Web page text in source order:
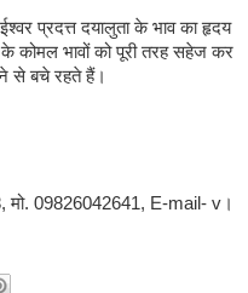
प्रदत्त दयालुता के भाव का हृदय
कोमल भावों को पूरी तरह सहेज कर
से बचे रहते हैं।
मो. 09826042641, E-mail- v।